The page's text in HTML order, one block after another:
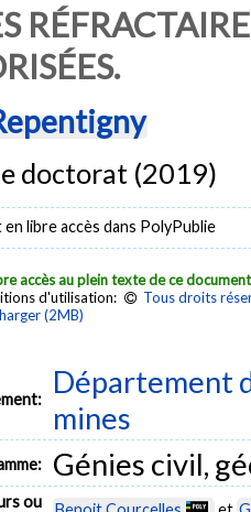
doctorat (2019)
libre accès dans PolyPublie
accès au plein texte de ce document
d'utilisation:
Tous droits
(2MB)
Département
mines
Génies civil,
ou